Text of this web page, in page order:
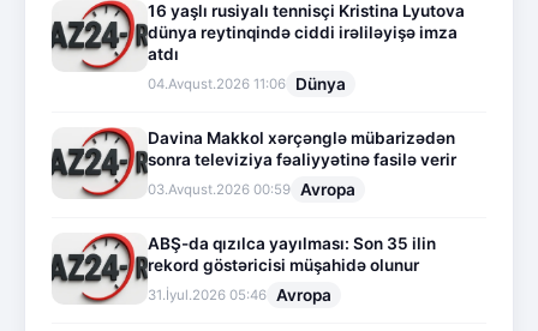
16 yaşlı rusiyalı tennisçi Kristina Lyutova
dünya reytinqində ciddi irəliləyişə imza
atdı
04.Avqust.2026 11:06 Dünya
Davina Makkol xərçənglə mübarizədən
sonra televiziya fəaliyyətinə fasilə verir
03.Avqust.2026 00:59 Avropa
ABŞ-da qızılca yayılması: Son 35 ilin
rekord göstəricisi müşahidə olunur
31.İyul.2026 05:46 Avropa